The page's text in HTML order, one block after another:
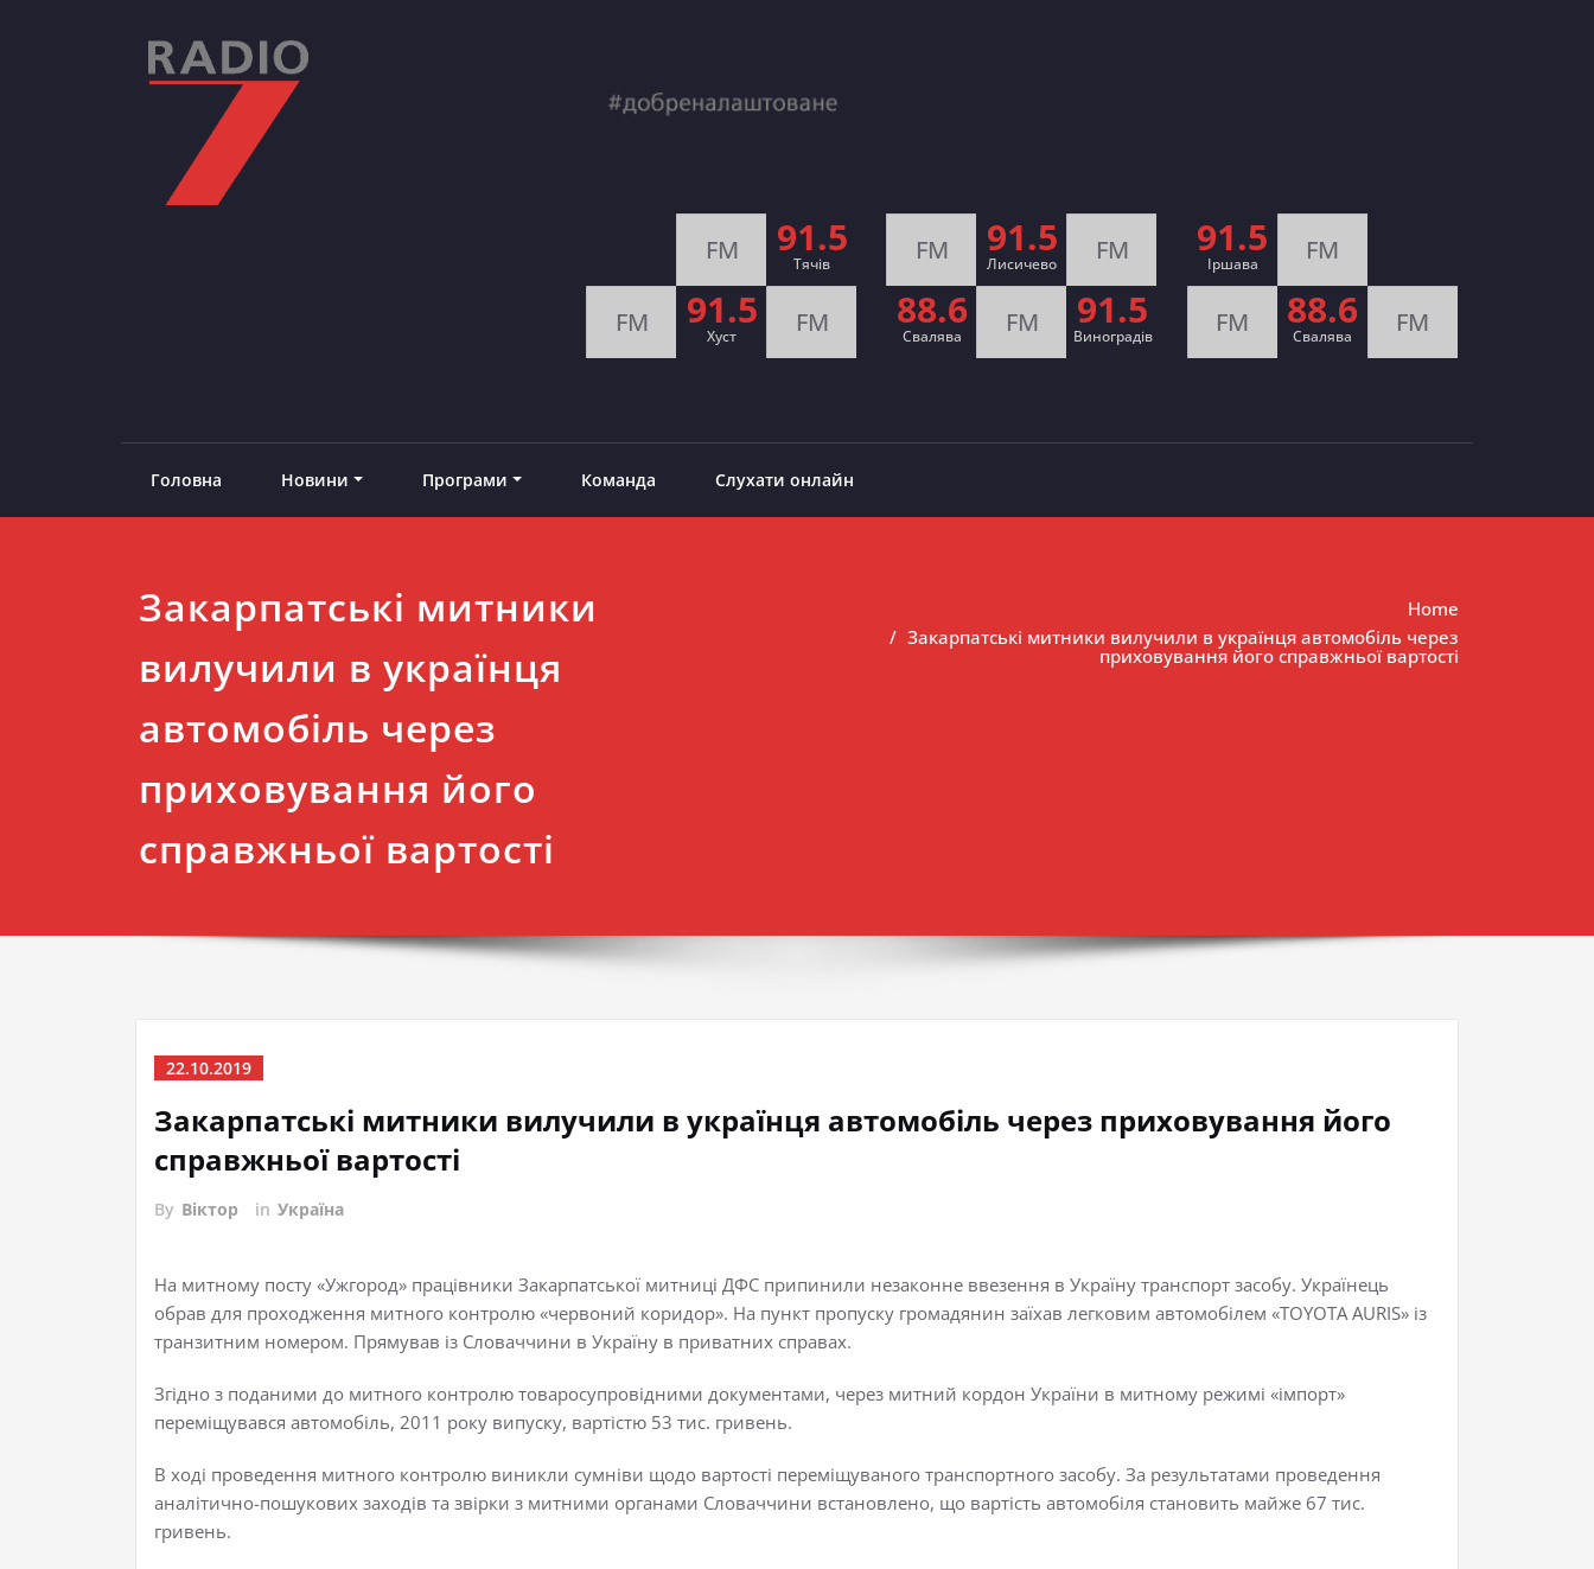
FM 91.5
Тячів
FM 91.5
Хуст FM
FM 91.5
Лисичево FM
88.6
Свалява FM 91.5
Виноградів
91.5
Іршава FM
FM 88.6
Cвалява FM
Головна Новини Програми Команда Слухати онлайн
Закарпатські митники
вилучили в українця
автомобіль через
приховування його
справжньої вартості
Home
Закарпатські митники вилучили в українця автомобіль через
приховування його справжньої вартості
22.10.2019
Закарпатські митники вилучили в українця автомобіль через приховування його
справжньої вартості
By Віктор in Україна
На митному посту «Ужгород» працівники Закарпатської митниці ДФС припинили незаконне ввезення в Україну транспорт засобу. Українець
обрав для проходження митного контролю «червоний коридор». На пункт пропуску громадянин заїхав легковим автомобілем «TOYOTA AURIS» із
транзитним номером. Прямував із Словаччини в Україну в приватних справах.
Згідно з поданими до митного контролю товаросупровідними документами, через митний кордон України в митному режимі «імпорт»
переміщувався автомобіль, 2011 року випуску, вартістю 53 тис. гривень.
В ході проведення митного контролю виникли сумніви щодо вартості переміщуваного транспортного засобу. За результатами проведення
аналітично-пошукових заходів та звірки з митними органами Словаччини встановлено, що вартість автомобіля становить майже 67 тис.
гривень.